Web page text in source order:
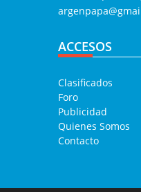
ACCESOS
Clasificados
Foro
Publicidad
Quienes Somos
Contacto